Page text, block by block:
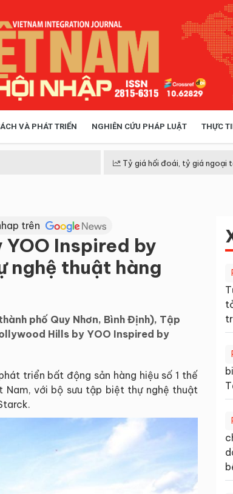
VÀ PHÁT TRIỂN NGHIÊN CỨU PHÁP LUẬT THỰC
Tỷ giá hối đoái, tỷ giá ngoại
trên
Inspired by
nghệ thuật hàng
phố Quy Nhơn, Bình Định), Tập
Hills by YOO Inspired by
triển bất động sản hàng hiệu số 1 thế
Nam, với bộ sưu tập biệt thự nghệ thuật